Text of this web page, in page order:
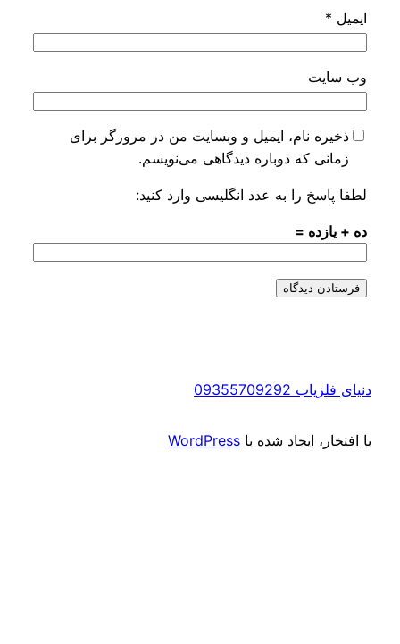
نام، ایمیل و وبسایت من در مرورگر برای
که دوباره دیدگاهی می‌نویسم.
را به عدد انگلیسی وارد کنید:
=
ایجاد شده باWordPress